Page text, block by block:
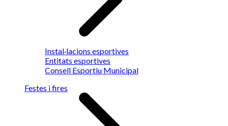
Instal·lacions esportives
Entitats esportives
Consell Esportiu Municipal
Festes i fires